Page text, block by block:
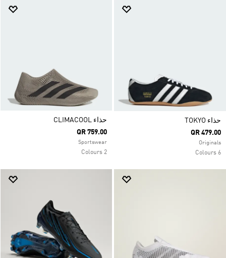
حذاء TOKYO
QR 479.00
Originals
6 Colours
حذاء CLIMACOOL
QR 759.00
Sportswear
2 Colours